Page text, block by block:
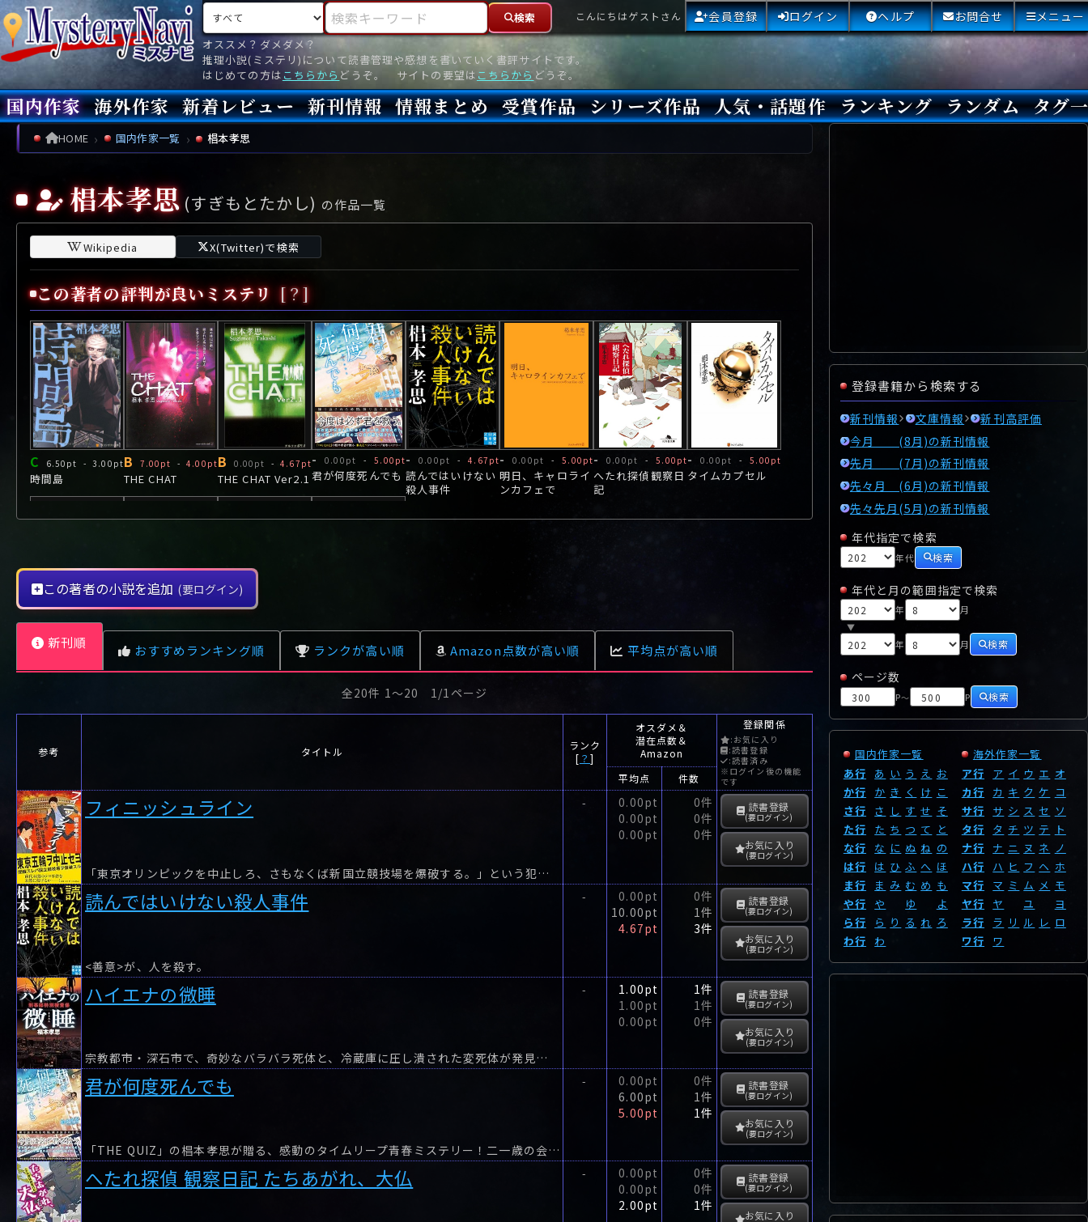
オススメ？ダメダメ？
推理小説(ミステリ)について読書管理や感想を書いていく書評サイトです。
はじめての方は こちらから どうぞ。 サイトの要望は こちらから どうぞ。
検索対象 検索キーワード
検索 こんにちはゲストさん 会員登録 ログイン ヘルプ お問合せ メニュー
国内作家
あ行 あ い う え
お
さ行
さ し す せ
そ
た行
た ち つ て
と
な行
な に ぬ ね
の
は行
は ひ ふ へ
ほ
ま行
ま み む め
も
や行
や ゆ
よ
ら行
ら り る れ
ろ
わ行
わ
海外作家
ア行 ア イ ウ
サ行
サ シ ス セ
ソ
タ行
タ チ ツ テ
ト
ナ行
ナ ニ ヌ ネ
ノ
ハ行
ハ ヒ フ ヘ
ホ
マ行
マ ミ ム メ
モ
ヤ行
ヤ ユ
ヨ
ラ行
ラ リ ル レ
ロ
ワ行
新着レビュー 新刊情報 情報まとめ 受賞作品 シリーズ作品 人気・話題作 ランキング ランダム タグ
HOME 国内作家一覧 椙本孝思
椙本孝思(すぎもとたかし) の作品一覧
Wikipedia X(Twitter)で検索
この著者の評判が良いミステリ [？]
C 6.50pt - 3.00pt
時間島
B 7.00pt - 4.00pt
THE CHAT
B 0.00pt - 4.67pt
THE CHAT Ver2.1
- 0.00pt - 5.00pt
君が何度死んでも
- 0.00pt - 4.67pt
読んではいけない
殺人事件
- 0.00pt - 5.00pt
明日、キャロライ
ンカフェで
- 0.00pt - 5.00pt
へたれ探偵観察日
記
- 0.00pt - 5.00pt
タイムカプセル
- 0.00pt - 3.00pt
SPOOKY
-
フィニッシュライ
- 0.00pt
スパイダー・ウェ
-
幻双城事件 仮面
この著者の小説を追加 (要ログイン)
新刊順 おすすめランキング順 ランクが高い順 Amazon点数が高い順 平均点が高い順
全20件 1〜20 1/1ページ
参考 タイトル
ランク
[ ？]
オスダメ＆
潜在点数＆
Amazon
登録関係
:お気に入り
:読書登録
:読書済み
※ログイン後の機能
です
平均点 件数
フィニッシュライン
「東京オリンピックを中止しろ、さもなくば新国立競技場を爆破する。」という犯行声明とともに爆破された札幌時計台。
-
0.00pt
0.00pt
0.00pt
0件
0件
0件
読書登録
(要ログイン)
お気に入り
(要ログイン)
読んではいけない殺人事件
<善意>が、人を殺す。
-
0.00pt
10.00pt
4.67pt
0件
1件
3件
読書登録
(要ログイン)
お気に入り
(要ログイン)
ハイエナの微睡
宗教都市・深石市で、奇妙なバラバラ死体と、冷蔵庫に圧し潰された変死体が発見された。被害者はともに警官。
-
1.00pt
1.00pt
0.00pt
1件
1件
0件
読書登録
(要ログイン)
お気に入り
(要ログイン)
君が何度死んでも
「THE QUIZ」の椙本孝思が贈る、感動のタイムリープ青春ミステリー！二一歳の会社員・市岡守琉は重病の父親を見舞った帰り、自宅マンションの吹き抜けを転落していく女性を目撃する。
-
0.00pt
6.00pt
5.00pt
0件
1件
1件
読書登録
(要ログイン)
お気に入り
(要ログイン)
へたれ探偵 観察日記 たちあがれ、大仏 -
0.00pt
0.00pt
2.00pt
0件
0件
1件
読書登録
(要ログイン)
お気に入り
登録書籍から検索する
新刊情報 文庫情報
新刊高評価
今月 (8月)の新刊情報
先月 (7月)の新刊情報
先々月 (6月)の新刊情報
先々先月(5月)の新刊情報
年代指定で検索
年代 検索
年代と月の範囲指定で検索
年 月
▼
年 月 検索
ページ数
P～ P 検索
国内作家一覧
あ行
あ い う え お
か行
か き く け こ
さ行
さ し す せ そ
た行
た ち つ て と
な行
な に ぬ ね の
は行
は ひ ふ へ ほ
ま行
ま み む め も
や行
や ゆ
よ
ら行
ら り る れ ろ
わ行 わ
海外作家一覧
ア行
ア イ ウ エ オ
カ行
カ キ ク ケ コ
サ行
サ シ ス セ ソ
タ行
タ チ ツ テ
ト
ナ行
ナ ニ ヌ ネ ノ
ハ行
ハ ヒ フ ヘ ホ
マ行
マ ミ ム メ モ
ヤ行
ヤ ユ
ヨ
ラ行
ラ リ ル レ ロ
ワ行
ワ